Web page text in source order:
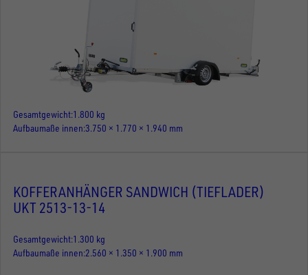
Gesamtgewicht 1.800 kg
Aufbaumaße innen 3.750 × 1.770 × 1.940 mm
KOFFERANHÄNGER SANDWICH (TIEFLADER)
UKT 2513-13-14
Gesamtgewicht 1.300 kg
Aufbaumaße innen 2.560 × 1.350 × 1.900 mm